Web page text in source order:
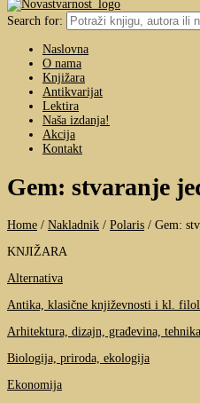
Search for:
Naslovna
O nama
Knjižara
Antikvarijat
Lektira
Naša izdanja!
Akcija
Kontakt
Gem: stvaranje
Home / Nakladnik / Polaris / Gem:
KNJIŽARA
Alternativa
Antika, klasične književnosti i kl.
Arhitektura, dizajn, građevina,
Biologija, priroda, ekologija
Ekonomija